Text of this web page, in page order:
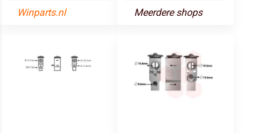
Winparts.nl Meerdere shops